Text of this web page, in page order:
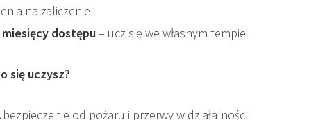
na zaliczenie
miesięcy dostępu– ucz się we własnym tempie
się uczysz?
od pożaru i przerwy w działalności